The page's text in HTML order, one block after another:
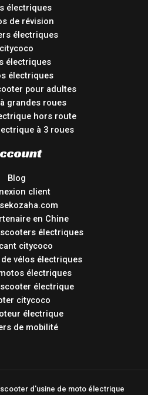
électriques
de révision
électriques
citycoco
électriques
électriques
pour adultes
grandes roues
hors route
à 3 roues
Blog
client
en Chine
électriques
citycoco
vélos électriques
électriques
électrique
citycoco
électrique
de mobilité
d'usine de moto électrique